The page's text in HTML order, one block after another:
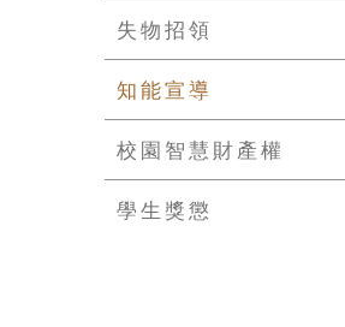
失物招領
知能宣導
校園智慧財產權
學生獎懲